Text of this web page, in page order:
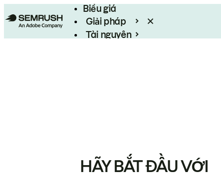
Biểu giá
Giải pháp
Tài nguyên
HÃY BẮT ĐẦU VỚI